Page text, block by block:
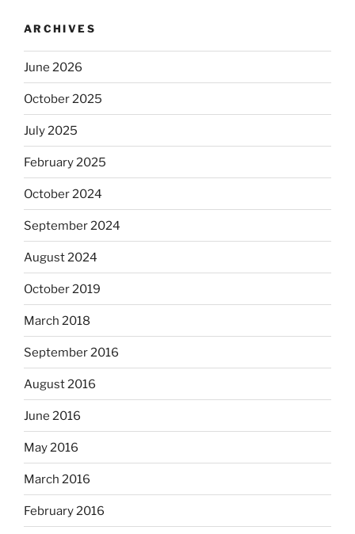
ARCHIVES
June 2026
October 2025
July 2025
February 2025
October 2024
September 2024
August 2024
October 2019
March 2018
September 2016
August 2016
June 2016
May 2016
March 2016
February 2016